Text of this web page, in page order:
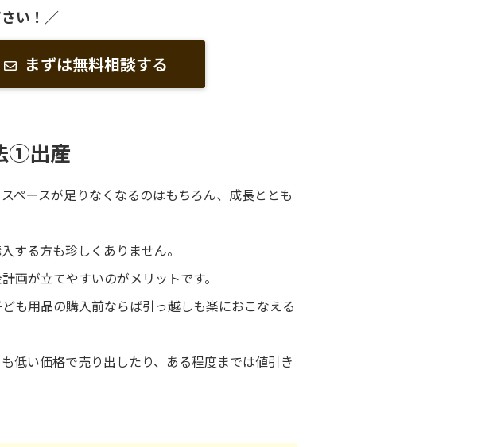
い！／
まずは無料相談する
①出産
ペースが足りなくなるのはもちろん、成長ととも
する方も珍しくありません。
画が立てやすいのがメリットです。
も用品の購入前ならば引っ越しも楽におこなえる
低い価格で売り出したり、ある程度までは値引き